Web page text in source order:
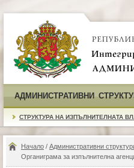
АДМИНИСТРАТИВНИ
СТРУКТУРА НА ИЗПЪЛНИТЕЛНАТА
Начало / Административни
Органиграма за изпълнителна